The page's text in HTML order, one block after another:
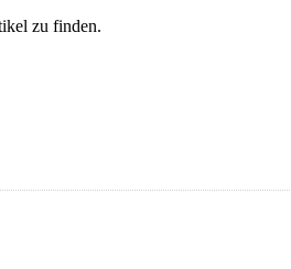
zu finden.